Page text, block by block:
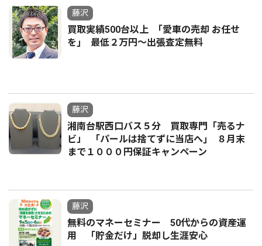
藤沢
買取実績500台以上 ｢愛車の売却 お任せ
を｣ 最低２万円〜出張査定無料
藤沢
湘南台駅西口バス５分 買取専門「売るナ
ビ」 ｢パールは捨てずに当店へ｣ ８月末
まで１０００円保証キャンペーン
藤沢
無料のマネーセミナー 50代からの資産運
用 「貯金だけ」脱却し生涯安心